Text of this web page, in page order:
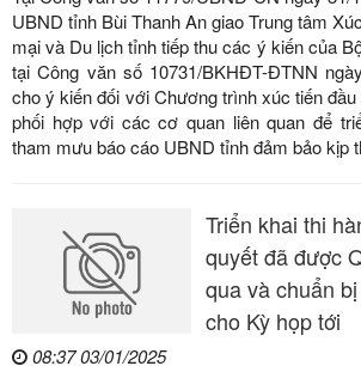
UBND tỉnh Bùi Thanh An giao Trung tâm
mại và Du lịch tỉnh tiếp thu các ý kiến của
tại Công văn số 10731/BKHĐT-ĐTNN
cho ý kiến đối với Chương trình xúc tiến
phối hợp với các cơ quan liên quan để
tham mưu báo cáo UBND tỉnh đảm bảo kịp
Triển khai thi
quyết đã được
qua và chuẩn
cho Kỳ họp tới
08:37 03/01/2025